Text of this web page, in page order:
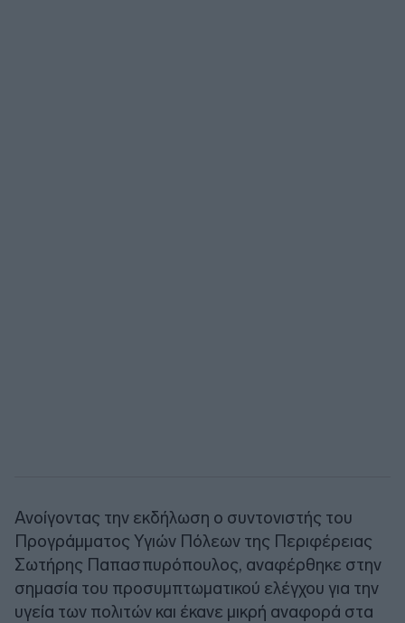
Ανοίγοντας την εκδήλωση ο συντονιστής του
Προγράμματος Υγιών Πόλεων της Περιφέρειας
Σωτήρης Παπασπυρόπουλος, αναφέρθηκε στην
σημασία του προσυμπτωματικού ελέγχου για την
υγεία των πολιτών και έκανε μικρή αναφορά στα